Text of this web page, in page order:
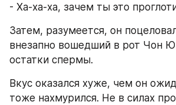
- Ха-ха-ха, зачем ты это
Затем, разумеется, он
внезапно вошедший в рот Чон
остатки спермы.
Вкус оказался хуже, чем он
тоже нахмурился. Не в силах